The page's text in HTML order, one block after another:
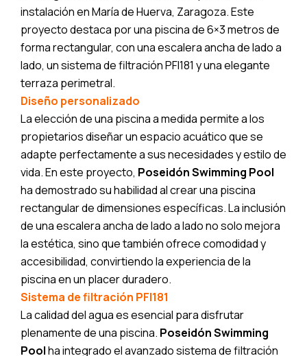
instalación en María de Huerva, Zaragoza. Este
proyecto destaca por una piscina de 6×3 metros de
forma rectangular, con una escalera ancha de lado a
lado, un sistema de filtración PFI181 y una elegante
terraza perimetral.
Diseño personalizado
La elección de una piscina a medida permite a los
propietarios diseñar un espacio acuático que se
adapte perfectamente a sus necesidades y estilo de
vida. En este proyecto, Poseidón Swimming Pool
ha demostrado su habilidad al crear una piscina
rectangular de dimensiones específicas. La inclusión
de una escalera ancha de lado a lado no solo mejora
la estética, sino que también ofrece comodidad y
accesibilidad, convirtiendo la experiencia de la
piscina en un placer duradero.
Sistema de filtración PFI181
La calidad del agua es esencial para disfrutar
plenamente de una piscina. Poseidón Swimming
Poolha integrado el avanzado sistema de filtración